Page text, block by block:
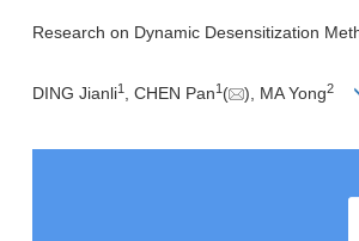
Research on Dynamic Desensitization
DING Jianli1 , CHEN Pan1 ( ), MA Yong2